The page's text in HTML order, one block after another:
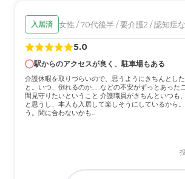
近隣環境や交通アクセスについて
自宅から10分程度なので、家族の面会や
るのにも、一時外出で自宅に連れて帰るの
料金費用について
考えている予算の範囲。 月額利用料は同
あるが、敷金などの入居一時金がないの
入居済 女性 / 70代後半 / 要介護2 / 認知症
5.0
駅からのアクセスが良く、駐車場もある
介護休暇を取りづらいので、思うようにきちんとし
と。いつ、倒れるのか……などの不安がずっとあった
間見守りたいということ 介護職員がきちんといつも
と思うし、本人も入居して楽しそうにしているから
う。間に合わないかも...